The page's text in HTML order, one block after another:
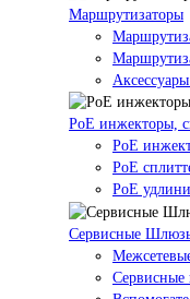
Маршрутизаторы
PoE инжекторы,
PoE
PoE
PoE
Сервисные
Сервисные